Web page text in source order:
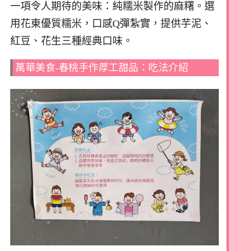
一項令人期待的美味：純糯米製作的麻糬。選
用花東優質糯米，口感Q彈紮實，提供芋泥、
紅豆、花生三種經典口味。
萬華美食-春桃手作厚工甜品：吃法介紹